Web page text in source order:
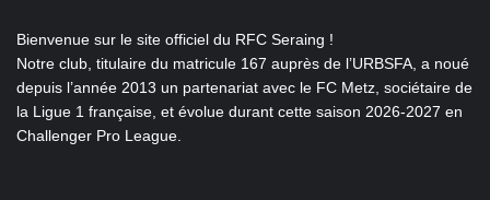
Bienvenue sur le site officiel du RFC Seraing !
Notre club, titulaire du matricule 167 auprès de l’URBSFA, a noué
depuis l’année 2013 un partenariat avec le FC Metz, sociétaire de
la Ligue 1 française, et évolue durant cette saison 2026-2027 en
Challenger Pro League.